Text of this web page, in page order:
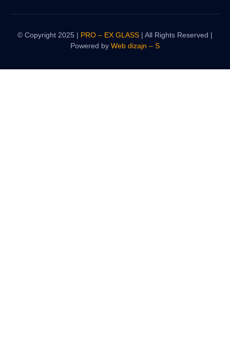
© Copyright 2025 | PRO – EX GLASS | All Rights Reserved |
Powered by Web dizajn – S